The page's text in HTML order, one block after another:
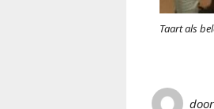
Taart als
door